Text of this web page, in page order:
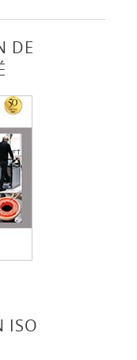
DE
ISO